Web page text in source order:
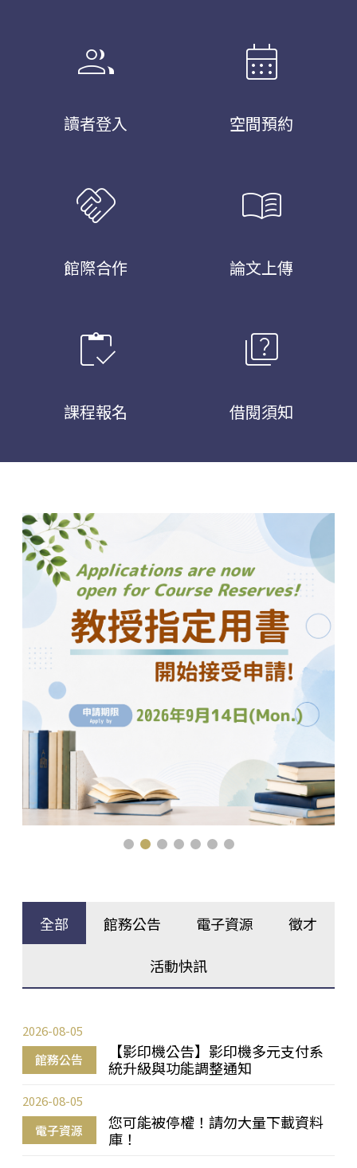
group
讀者登入
calendar_month
空間預約
handshake
館際合作
menu_book
論文上傳
inventory
課程報名
quiz
借閱須知
全部 館務公告 電子資源 徵才
活動快訊
館務公告
【影印機公告】影印機多元支付系
統升級與功能調整通知
2026-08-05
電子資源
您可能被停權！請勿大量下載資料
庫！
2026-08-05